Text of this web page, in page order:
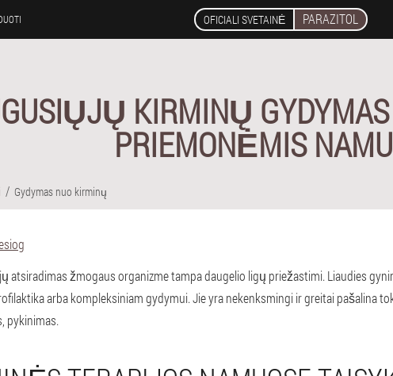
OFICIALI SVETAINĖ PARAZITOL
KIRMINŲ
PRIEMONĖMIS
Gydymas nuo kirminų
atsiradimas žmogaus organizme tampa daugelio ligų priežastimi. Liaudies
arba kompleksiniam gydymui. Jie yra nekenksmingi ir greitai pašalina
pykinimas.